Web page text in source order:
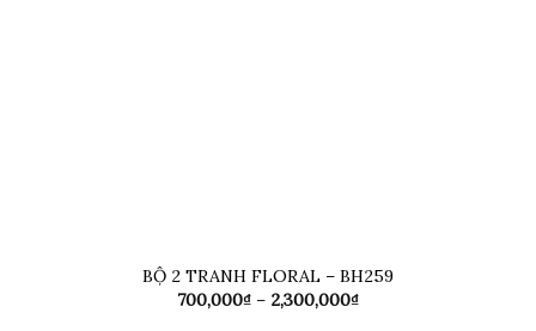
BỘ 2 TRANH FLORAL – BH259
700,000₫ – 2,300,000₫Khoảng